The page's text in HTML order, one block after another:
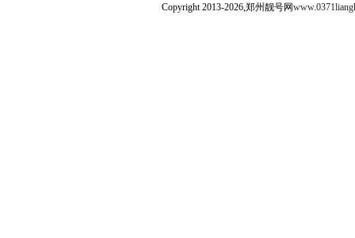
Copyright 2013-2026,郑州靓号网